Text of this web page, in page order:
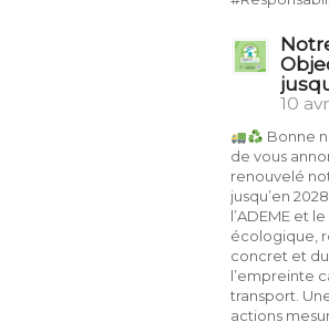
10
Bonne
de vous
renouvelé
jusqu’en
l’ADEME et
écologique,
concret et
l’empreinte
transport.
actions